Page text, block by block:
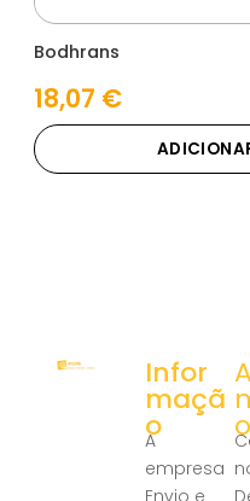
Bodhrans
18,07 €
Infor
maçã
o
A
empresa
o